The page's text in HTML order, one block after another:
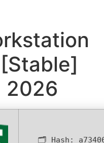
2026
🗂 Hash: